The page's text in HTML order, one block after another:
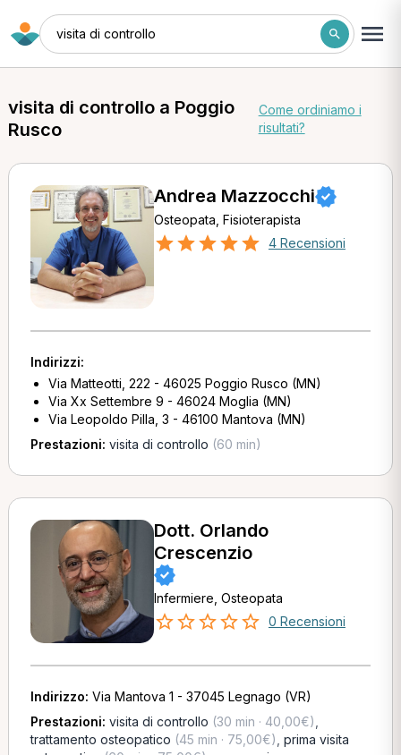
visita di controllo
visita di controllo a Poggio
Rusco
Come ordiniamo i
risultati?
Andrea Mazzocchi
Osteopata, Fisioterapista
4 Recensioni
Indirizzi:
Via Matteotti, 222 - 46025 Poggio Rusco (MN)
Via Xx Settembre 9 - 46024 Moglia (MN)
Via Leopoldo Pilla, 3 - 46100 Mantova (MN)
Prestazioni: visita di controllo (60 min)
Dott. Orlando
Crescenzio
Infermiere, Osteopata
0 Recensioni
Indirizzo: Via Mantova 1 - 37045 Legnago (VR)
Prestazioni: visita di controllo (30 min · 40,00€)
trattamento osteopatico (45 min · 75,00€) prima visita